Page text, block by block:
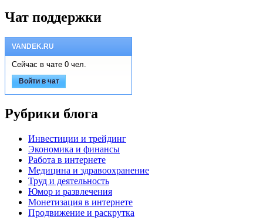
Чат поддержки
VANDEK.RU
Сейчас в чате 0 чел.
Войти в чат
Рубрики блога
Инвестиции и трейдинг
Экономика и финансы
Работа в интернете
Медицина и здравоохранение
Труд и деятельность
Юмор и развлечения
Монетизация в интернете
Продвижение и раскрутка